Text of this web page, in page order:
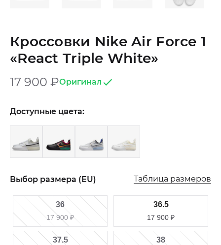
Кроссовки Nike Air Force 1
«React Triple White»
17 900 ₽Оригинал
Доступные цвета:
Выбор размера (EU) Таблица размеров
36
17 900 ₽
36.5
17 900 ₽
37.5 38